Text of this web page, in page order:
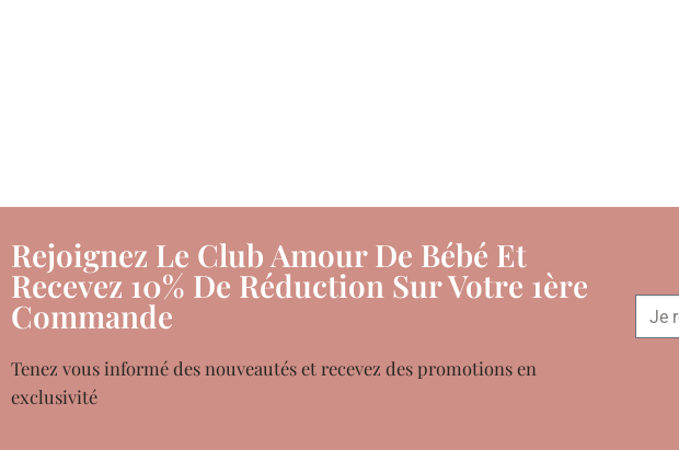
Rejoignez Le Club Amour De Bébé Et
Recevez 10% De Réduction Sur Votre 1ère
Commande
Tenez vous informé des nouveautés et recevez des promotions en
exclusivité